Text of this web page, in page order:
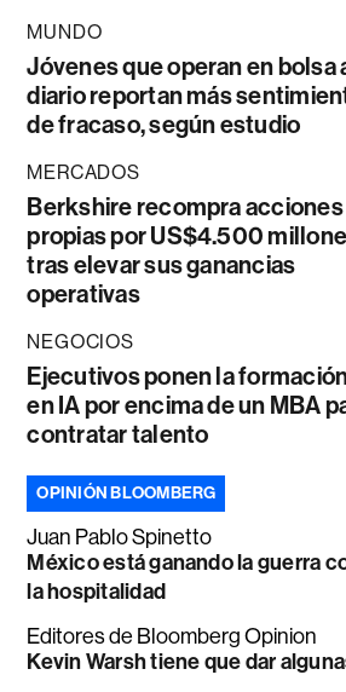
MUNDO
Jóvenes que operan en bolsa
diario reportan más
de fracaso, según estudio
MERCADOS
Berkshire recompra acciones
propias por US$4.500
tras elevar sus ganancias
operativas
NEGOCIOS
Ejecutivos ponen la
en IA por encima de un MBA
contratar talento
OPINIÓN BLOOMBERG
Juan Pablo Spinetto
México está ganando la guerra
la hospitalidad
Editores de Bloomberg Opinion
Kevin Warsh tiene que dar